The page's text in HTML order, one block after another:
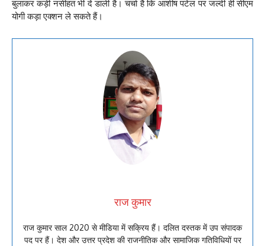
बुलाकर कड़ी नसीहत भी दे डाली है। चर्चा है कि आशीष पटेल पर जल्दी ही सीएम
योगी कड़ा एक्शन ले सकते हैं।
राज कुमार
राज कुमार साल 2020 से मीडिया में सक्रिय हैं। दलित दस्तक में उप संपादक
पद पर हैं। देश और उत्तर प्रदेश की राजनीतिक और सामाजिक गतिविधियों पर